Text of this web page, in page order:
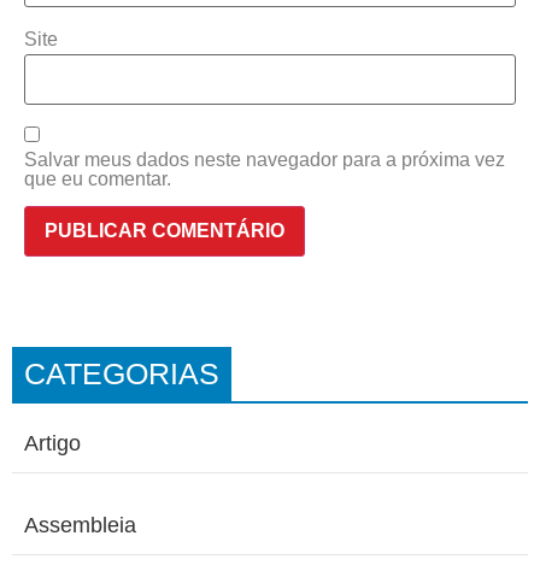
Site
Salvar meus dados neste navegador para a próxima vez
que eu comentar.
CATEGORIAS
Artigo
Assembleia